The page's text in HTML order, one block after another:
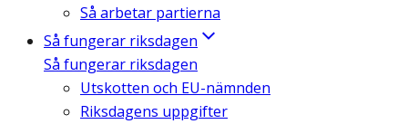
Så arbetar partierna
Så fungerar riksdagen
Så fungerar riksdagen
Utskotten och EU-nämnden
Riksdagens uppgifter